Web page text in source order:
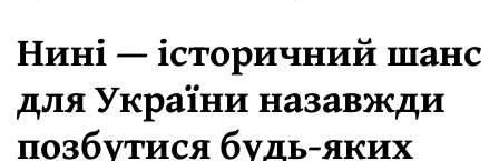
Нині — історичний шанс
для України назавжди
позбутися будь-яких